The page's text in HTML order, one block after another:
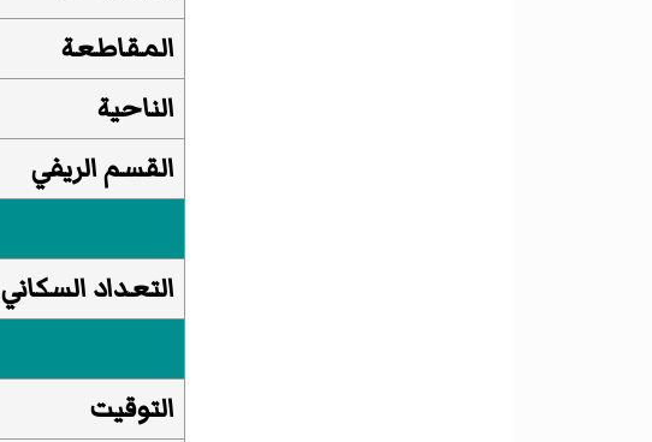
المقاطعة
الناحية
القسم الريفي
التعداد السكاني
التوقيت